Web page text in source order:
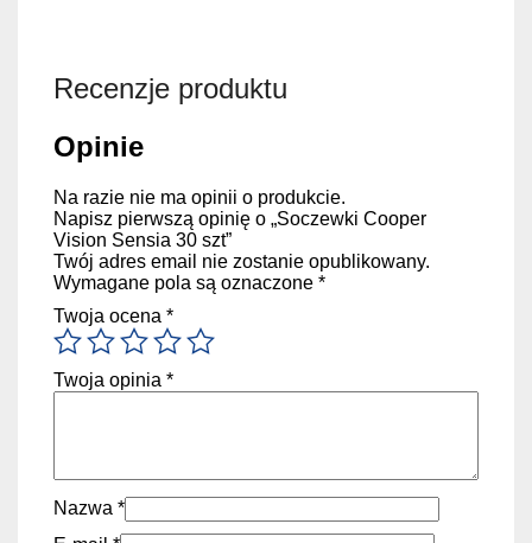
Recenzje produktu
Opinie
Na razie nie ma opinii o produkcie.
Napisz pierwszą opinię o „Soczewki Cooper
Vision Sensia 30 szt”
Twój adres email nie zostanie opublikowany.
Wymagane pola są oznaczone *
Twoja ocena *
Twoja opinia *
Nazwa *